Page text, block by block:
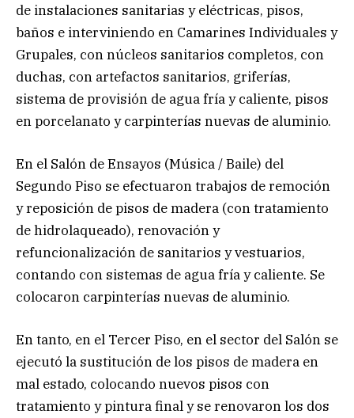
de instalaciones sanitarias y eléctricas, pisos,
baños e interviniendo en Camarines Individuales y
Grupales, con núcleos sanitarios completos, con
duchas, con artefactos sanitarios, griferías,
sistema de provisión de agua fría y caliente, pisos
en porcelanato y carpinterías nuevas de aluminio.
En el Salón de Ensayos (Música / Baile) del
Segundo Piso se efectuaron trabajos de remoción
y reposición de pisos de madera (con tratamiento
de hidrolaqueado), renovación y
refuncionalización de sanitarios y vestuarios,
contando con sistemas de agua fría y caliente. Se
colocaron carpinterías nuevas de aluminio.
En tanto, en el Tercer Piso, en el sector del Salón se
ejecutó la sustitución de los pisos de madera en
mal estado, colocando nuevos pisos con
tratamiento y pintura final y se renovaron los dos